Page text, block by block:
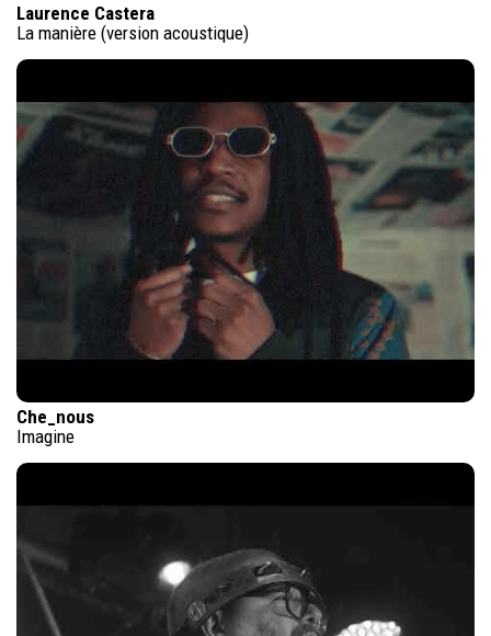
Laurence Castera
La manière (version acoustique)
Che_nous
Imagine